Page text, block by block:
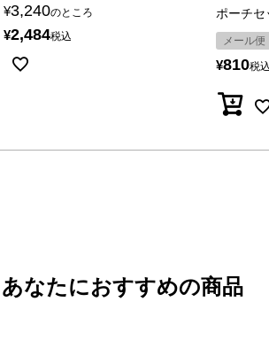
¥3,240のところ
¥2,484税込
ポーチセ
メール便
¥810税込
あなたにおすすめの商品